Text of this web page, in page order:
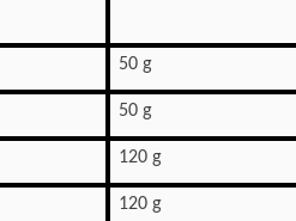
50 g
50 g
120 g
120 g